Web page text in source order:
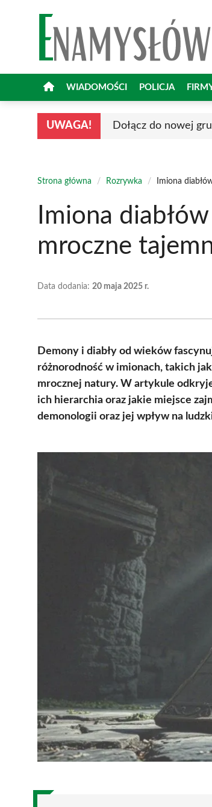
WIADOMOŚCI POLICJA
UWAGA! Dołącz do nowej
Strona główna / Rozrywka / Imiona
Imiona
mroczne
Data dodania: 20 maja 2025 r.
Demony i diabły od wieków
różnorodność w imionach, takich
mrocznej natury. W artykule
ich hierarchia oraz jakie miejsce
demonologii oraz jej wpływ na